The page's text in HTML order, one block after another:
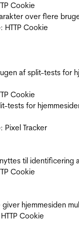
Cookie
over flere
: HTTP Cookie
af split-tests for
Cookie
tests for
: Pixel Tracker
til
Cookie
hjemmesiden
Cookie